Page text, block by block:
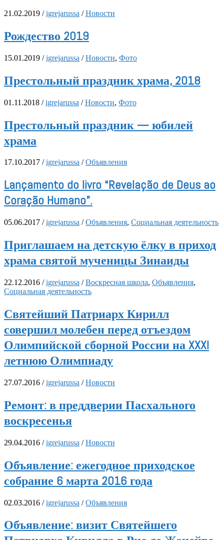
21.02.2019 /igrejarussa /Новости
Рождество 2019
15.01.2019 /igrejarussa /Новости, Фото
Престольный праздник храма, 2018
01.11.2018 /igrejarussa /Новости, Фото
Престольный праздник — юбилей
храма
17.10.2017 /igrejarussa /Объявления
Lançamento do livro “Revelação de Deus ao
Coração Humano”.
05.06.2017 /igrejarussa /Объявления, Социальная деятельность
Приглашаем на детскую ёлку в приход
храма святой мученицы Зинаиды
22.12.2016 /igrejarussa /Воскресная школа, Объявления,
Социальная деятельность
Святейший Патриарх Кирилл
совершил молебен перед отъездом
Олимпийской сборной России на XXXI
летнюю Олимпиаду
27.07.2016 /igrejarussa /Новости
Ремонт: в преддверии Пасхального
воскресенья
29.04.2016 /igrejarussa /Новости
Объявление: ежегодное приходское
собрание 6 марта 2016 года
02.03.2016 /igrejarussa /Объявления
Объявление: визит Святейшего